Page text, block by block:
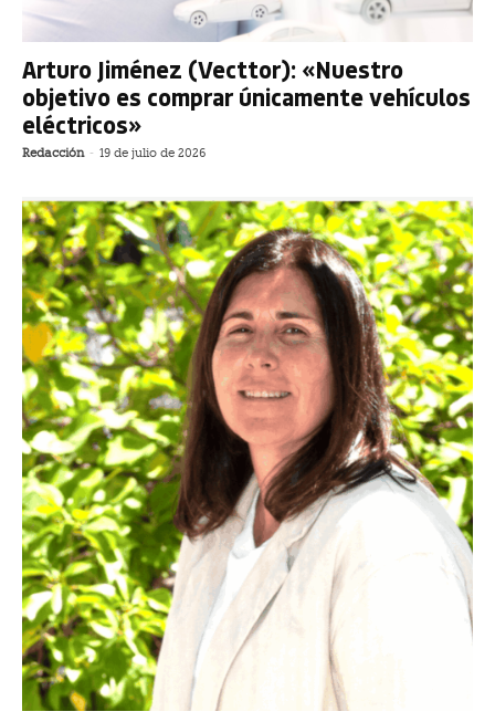
Arturo Jiménez (Vecttor): «Nuestro
objetivo es comprar únicamente vehículos
eléctricos»
Redacción - 19 de julio de 2026